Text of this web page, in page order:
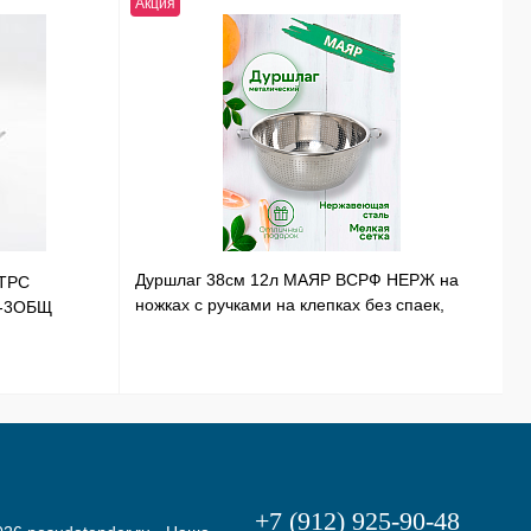
3ОБЩ
Акция
Дуршлаг 38см 12л МАЯР ВСРФ НЕРЖ на
ножках с ручками на клепках без спаек,
+7 (912) 925-90-48